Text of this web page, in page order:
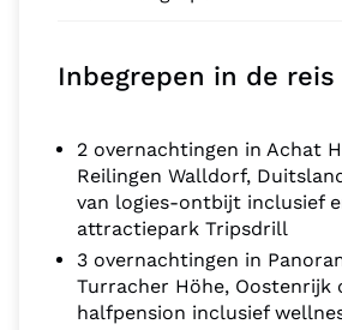
Inbegrepen in de reis
2 overnachtingen in Achat
Reilingen Walldorf,
van logies-ontbijt inclusief
attractiepark Tripsdrill
3 overnachtingen in
Turracher Höhe, Oostenrijk
halfpension inclusief